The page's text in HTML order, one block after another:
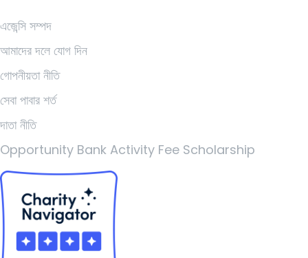
এজেন্সি সম্পদ
আমাদের দলে যোগ দিন
গোপনীয়তা নীতি
সেবা পাবার শর্ত
দাতা নীতি
Opportunity Bank Activity Fee Scholarship